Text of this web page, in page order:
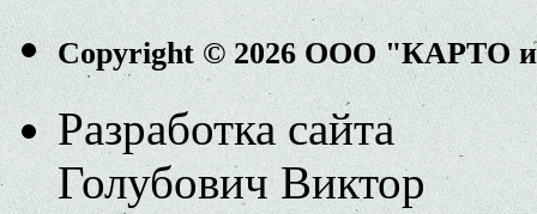
Copyright © 2026 ООО "КАРТО
Разработка сайта
Голубович Виктор